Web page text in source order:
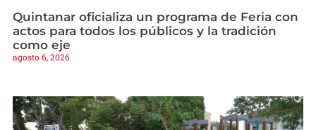
Quintanar oficializa un programa de Feria con
actos para todos los públicos y la tradición
como eje
agosto 6, 2026